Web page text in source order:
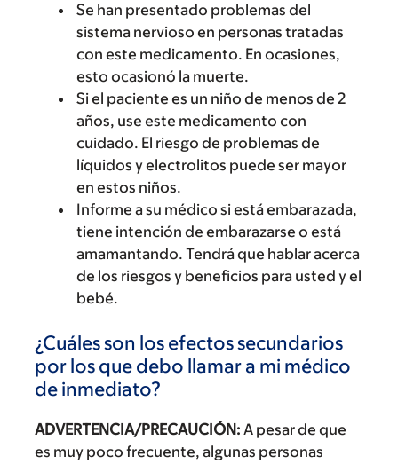
Se han presentado problemas del
sistema nervioso en personas tratadas
con este medicamento. En ocasiones,
esto ocasionó la muerte.
Si el paciente es un niño de menos de 2
años, use este medicamento con
cuidado. El riesgo de problemas de
líquidos y electrolitos puede ser mayor
en estos niños.
Informe a su médico si está embarazada,
tiene intención de embarazarse o está
amamantando. Tendrá que hablar acerca
de los riesgos y beneficios para usted y el
bebé.
¿Cuáles son los efectos secundarios
por los que debo llamar a mi médico
de inmediato?
ADVERTENCIA/PRECAUCIÓN: A pesar de que
es muy poco frecuente, algunas personas